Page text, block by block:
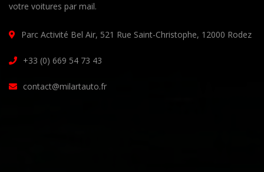
votre voitures par mail.
Parc Activité Bel Air, 521 Rue Saint-Christophe, 12000 Rodez
+33 (0) 669 54 73 43
contact@milartauto.fr